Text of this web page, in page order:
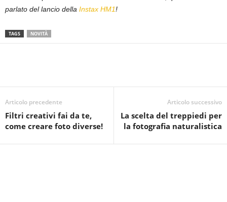
parlato del lancio della Instax HM1!
TAGS NOVITÀ
Articolo precedente
Filtri creativi fai da te,
come creare foto diverse!
Articolo successivo
La scelta del treppiedi per
la fotografia naturalistica